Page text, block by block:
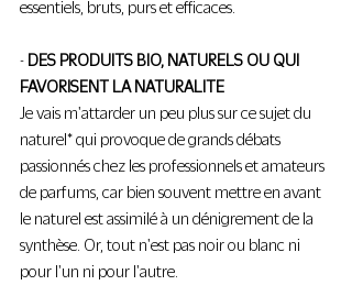
essentiels, bruts, purs et efficaces.
- DES PRODUITS BIO, NATURELS OU QUI
FAVORISENT LA NATURALITE
Je vais m'attarder un peu plus sur ce sujet du
naturel* qui provoque de grands débats
passionnés chez les professionnels et amateurs
de parfums, car bien souvent mettre en avant
le naturel est assimilé à un dénigrement de la
synthèse. Or, tout n'est pas noir ou blanc ni
pour l'un ni pour l'autre.